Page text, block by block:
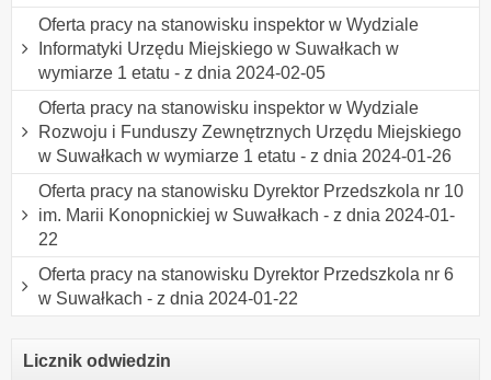
Oferta pracy na stanowisku inspektor w Wydziale
Informatyki Urzędu Miejskiego w Suwałkach w
wymiarze 1 etatu - z dnia 2024-02-05
Oferta pracy na stanowisku inspektor w Wydziale
Rozwoju i Funduszy Zewnętrznych Urzędu Miejskiego
w Suwałkach w wymiarze 1 etatu - z dnia 2024-01-26
Oferta pracy na stanowisku Dyrektor Przedszkola nr 10
im. Marii Konopnickiej w Suwałkach - z dnia 2024-01-
22
Oferta pracy na stanowisku Dyrektor Przedszkola nr 6
w Suwałkach - z dnia 2024-01-22
Licznik odwiedzin